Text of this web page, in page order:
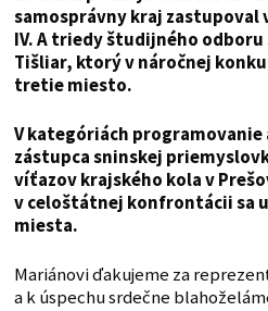
samosprávny kraj zastupoval
IV. A triedy študijného
Tišliar, ktorý v náročnej
tretie miesto.
V kategóriách
zástupca sninskej
víťazov krajského kola v
v celoštátnej konfrontácii sa
miesta.
Mariánovi ďakujeme za
a k úspechu srdečne